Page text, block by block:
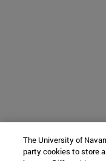
The University of
party cookies to store